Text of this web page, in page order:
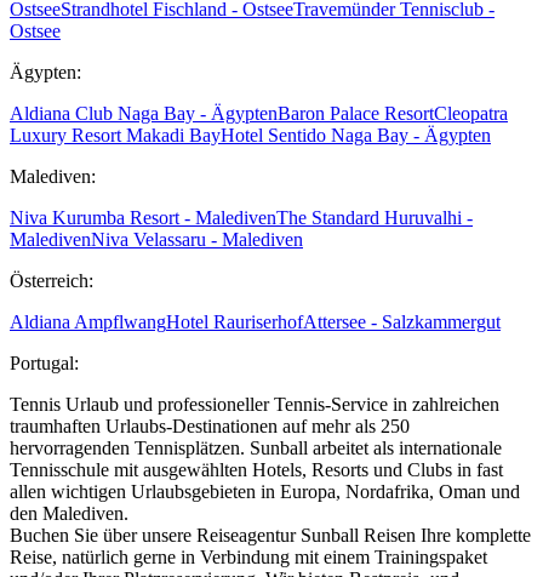
OstseeStrandhotel Fischland - OstseeTravemünder Tennisclub -
Ostsee
Ägypten:
Aldiana Club Naga Bay - ÄgyptenBaron Palace ResortCleopatra
Luxury Resort Makadi BayHotel Sentido Naga Bay - Ägypten
Malediven:
Niva Kurumba Resort - MaledivenThe Standard Huruvalhi -
MaledivenNiva Velassaru - Malediven
Österreich:
Aldiana AmpflwangHotel RauriserhofAttersee - Salzkammergut
Portugal:
Tennis Urlaub und professioneller Tennis-Service in zahlreichen
traumhaften Urlaubs-Destinationen auf mehr als 250
hervorragenden Tennisplätzen. Sunball arbeitet als internationale
Tennisschule mit ausgewählten Hotels, Resorts und Clubs in fast
allen wichtigen Urlaubsgebieten in Europa, Nordafrika, Oman und
den Malediven.
Buchen Sie über unsere Reiseagentur Sunball Reisen Ihre komplette
Reise, natürlich gerne in Verbindung mit einem Trainingspaket